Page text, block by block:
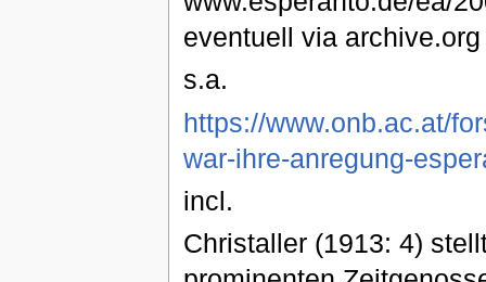
eventuell via archive.org
s.a.
https://www.onb.ac.at/
war-ihre-anregung-
incl.
Christaller (1913: 4)